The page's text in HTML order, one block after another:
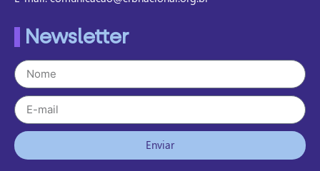
Newsletter
Enviar